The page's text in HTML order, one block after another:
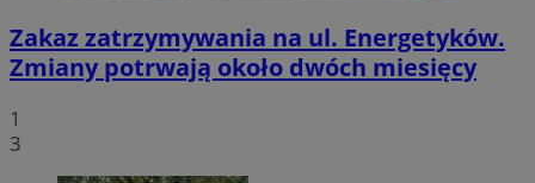
Zakaz zatrzymywania na ul. Energetyków.
Zmiany potrwają około dwóch miesięcy
1
3